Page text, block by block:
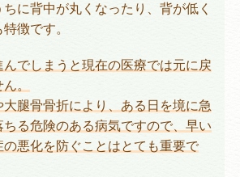
ちに背中が丸くなったり、背が低く
徴です。
でしまうと現在の医療では元に戻
。
腿骨骨折により、ある日を境に急
る危険のある病気ですので、早い
の悪化を防ぐことはとても重要で